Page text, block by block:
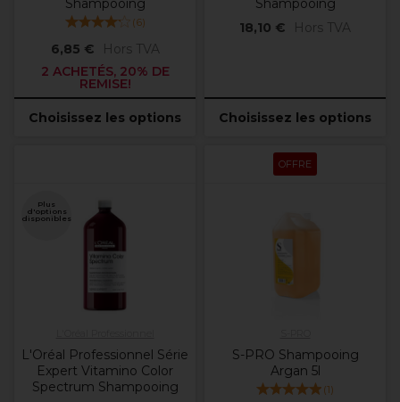
Shampooing
(6)
6,85 €
Hors TVA
2 ACHETÉS, 20% DE
REMISE!
Choisissez les options
Shampooing
18,10 €
Hors TVA
Choisissez les options
Plus
d'options
disponibles
L'Oréal Professionnel Série
Expert Vitamino Color
Spectrum Shampooing
OFFRE
S-PRO Shampooing
Argan 5l
(1)